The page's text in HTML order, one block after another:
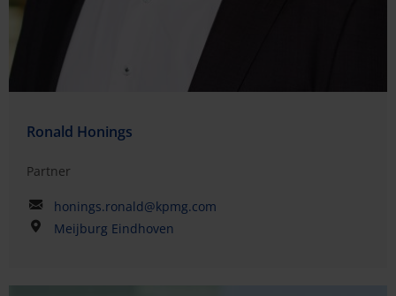
Ronald Honings
Partner
honings.ronald@kpmg.com
Meijburg Eindhoven